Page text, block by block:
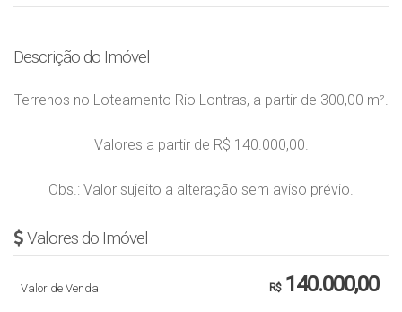
Descrição do Imóvel
Terrenos no Loteamento Rio Lontras, a partir de 300,00 m².
Valores a partir de R$ 140.000,00.
Obs.: Valor sujeito a alteração sem aviso prévio.
Valores do Imóvel
R$140.000,00
Valor de Venda